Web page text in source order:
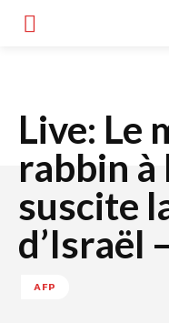
Live: Le
rabbin à
suscite
d’Israël
AFP